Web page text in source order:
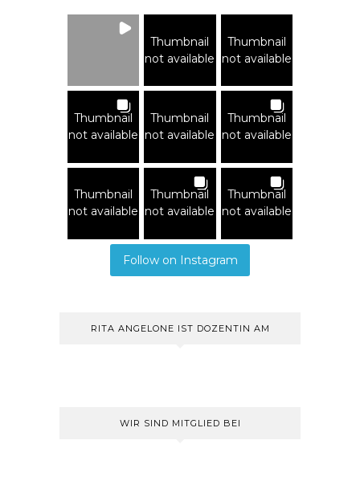
Thumbnail
not available
Thumbnail
not available
Thumbnail
not available
Thumbnail
not available
Thumbnail
not available
Thumbnail
not available
Thumbnail
not available
Thumbnail
not available
Follow on Instagram
RITA ANGELONE IST DOZENTIN AM
WIR SIND MITGLIED BEI